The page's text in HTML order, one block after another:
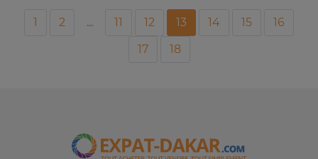
1 2 ... 11 12 13 14 15
16
17
18